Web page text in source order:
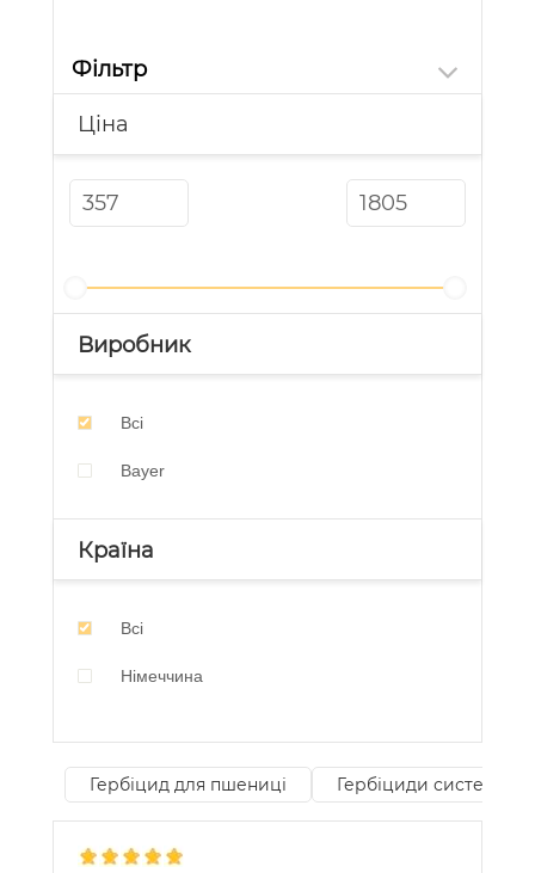
Фільтр
Ціна
Виробник
Всі
Bayer
Країна
Всі
Німеччина
Гербіцид для пшениці Гербіциди системної